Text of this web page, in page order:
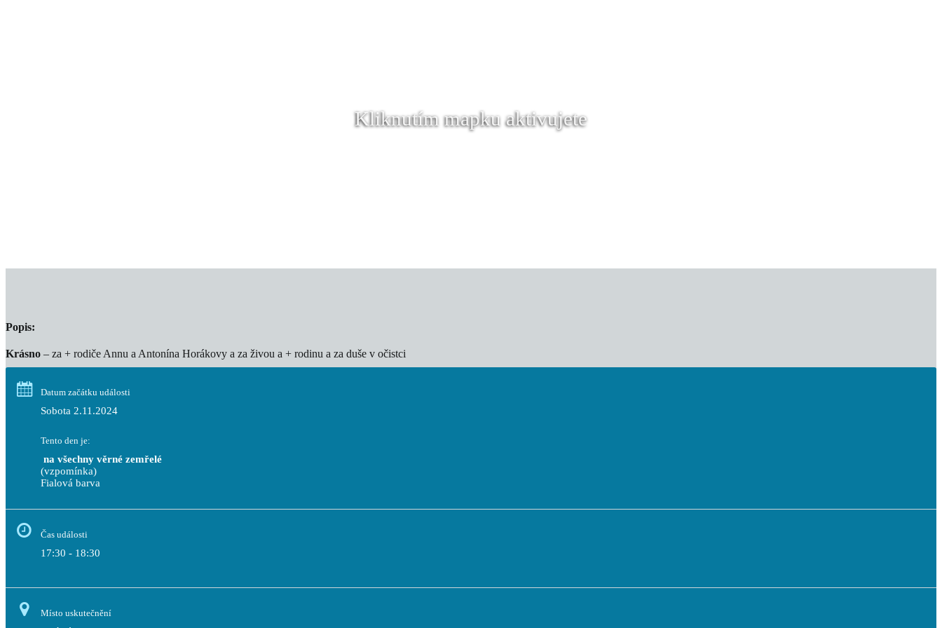
Kliknutím mapku aktivujete
Popis:
Krásno – za + rodiče Annu a Antonína Horákovy a za živou a + rodinu a za duše v očistci
Datum začátku události
Sobota 2.11.2024
Tento den je:
na všechny věrné zemřelé
(vzpomínka)
Fialová barva
Čas události
17:30 - 18:30
Místo uskutečnění